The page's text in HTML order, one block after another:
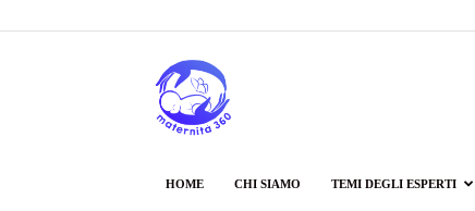
HOME CHI SIAMO TEMI DEGLI ESPERTI